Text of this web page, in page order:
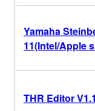
Yamaha
11(Intel/Apple
THR Editor